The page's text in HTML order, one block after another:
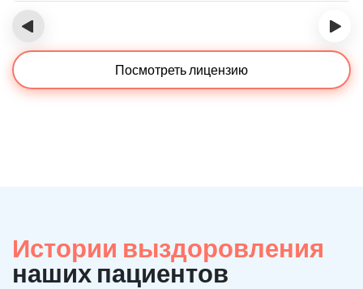
‹ ›
Посмотреть лицензию
Истории выздоровления
наших пациентов